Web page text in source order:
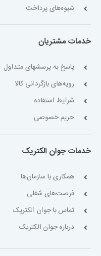
شیوه‌های پرداخت
خدمات مشتریان
پاسخ به پرسشهای متداول
رویه‌های بازگردانی کالا
شرایط استفاده
حریم خصوصی
خدمات جوان الکتریک
همکاری با سازمان‌ها
فرصت‌های شغلی
تماس با جوان الکتریک
درباره جوان الکتریک